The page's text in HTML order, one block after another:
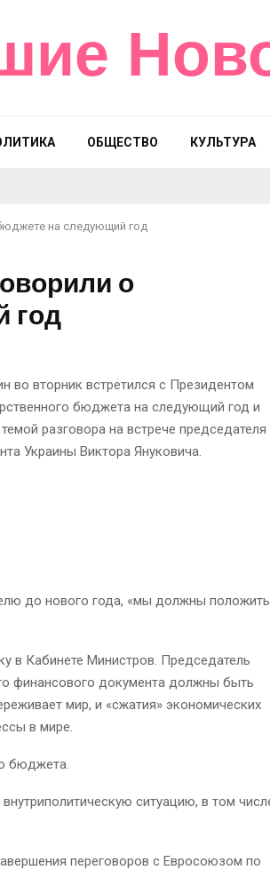
ОБЩЕСТВО КУЛЬТУРА
на следующий год
о
год
во вторник встретился с Президентом
бюджета на следующий год и
разговора на встрече председателя
Украины Виктора Януковича.
до нового года, «мы должны положить
в Кабинете Министров. Председатель
финансового документа должны быть
мир, и «сжатия» экономических
в мире.
бюджета.
ситуацию, в том
переговоров с Евросоюзом по